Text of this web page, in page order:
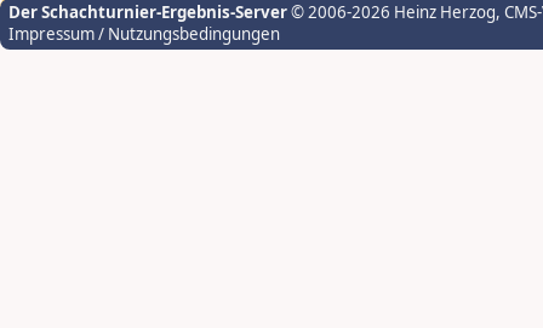
Der Schachturnier-Ergebnis-Server© 2006-2026 Heinz Herzog,
Impressum / Nutzungsbedingungen